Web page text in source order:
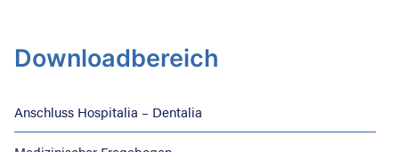
Downloadbereich
Anschluss Hospitalia – Dentalia